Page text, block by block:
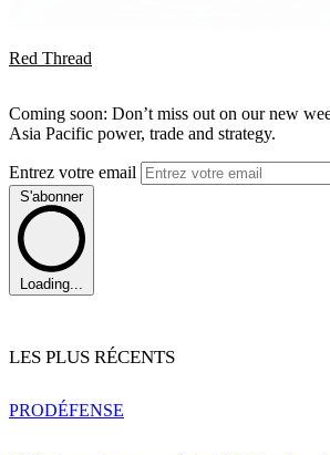
Red Thread
Coming soon: Don’t miss out on our new
Asia Pacific power, trade and strategy.
Entrez votre email
S'abonner
Loading...
LES PLUS RÉCENTS
PRODÉFENSE